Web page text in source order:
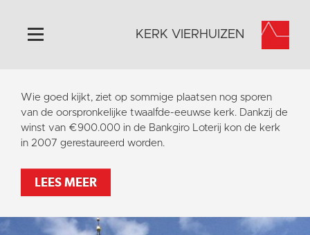
Home
Algemeen
Historie
Activiteiten
Contact
KERK VIERHUIZEN
Wie goed kijkt, ziet op sommige plaatsen nog sporen
van de oorspronkelijke twaalfde-eeuwse kerk. Dankzij de
winst van €900.000 in de Bankgiro Loterij kon de kerk
in 2007 gerestaureerd worden.
LEES MEER